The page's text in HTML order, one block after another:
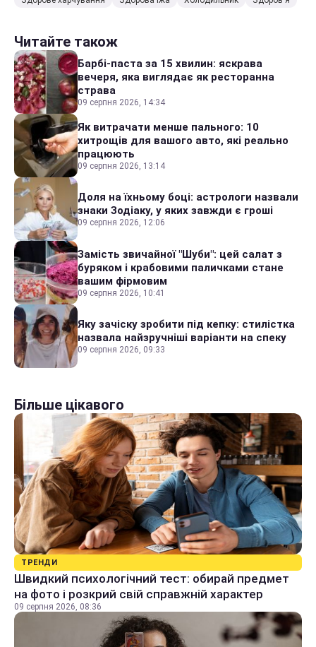
Читайте також
Барбі-паста за 15 хвилин: яскрава
вечеря, яка виглядає як ресторанна
страва
09 серпня 2026, 14:34
Як витрачати менше пального: 10
хитрощів для вашого авто, які реально
працюють
09 серпня 2026, 13:14
Доля на їхньому боці: астрологи назвали
знаки Зодіаку, у яких завжди є гроші
09 серпня 2026, 12:06
Замість звичайної "Шуби": цей салат з
буряком і крабовими паличками стане
вашим фірмовим
09 серпня 2026, 10:41
Яку зачіску зробити під кепку: стилістка
назвала найзручніші варіанти на спеку
09 серпня 2026, 09:33
Більше цікавого
ТРЕНДИ
Швидкий психологічний тест: обирай предмет
на фото і розкрий свій справжній характер
09 серпня 2026, 08:36